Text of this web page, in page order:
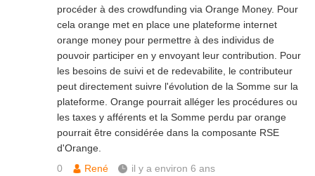
procéder à des crowdfunding via Orange Money. Pour
cela orange met en place une plateforme internet
orange money pour permettre à des individus de
pouvoir participer en y envoyant leur contribution. Pour
les besoins de suivi et de redevabilite, le contributeur
peut directement suivre l'évolution de la Somme sur la
plateforme. Orange pourrait alléger les procédures ou
les taxes y afférents et la Somme perdu par orange
pourrait être considérée dans la composante RSE
d'Orange.
0
René
il y a environ 6 ans